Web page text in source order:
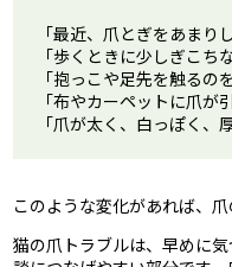
「最近、爪とぎをあまり
「歩くときに少しぎこち
「抱っこや足先を触るの
「布やカーペットに爪が
「爪が太く、白っぽく、
このような変化があれば、
猫の爪トラブルは、早めに